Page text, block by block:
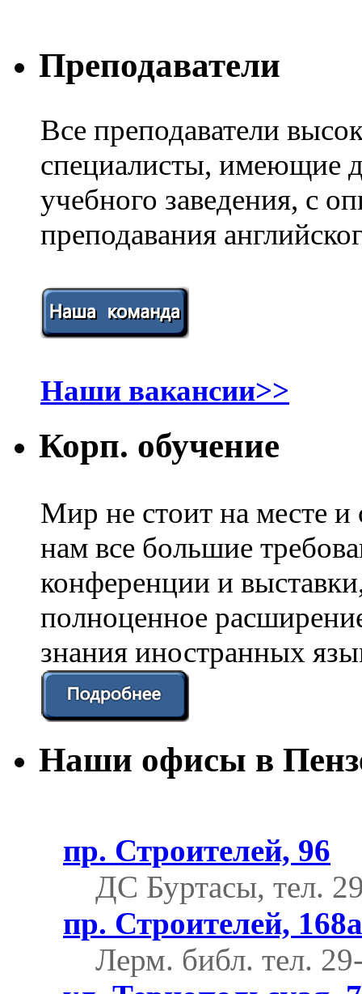
Преподаватели
Все преподаватели
специалисты, имеющие
учебного заведения, с
преподавания
Наши вакансии>>
Корп. обучение
Мир не стоит на месте
нам все большие
конференции и
полноценное
знания иностранных
Наши офисы в
пр. Строителей, 96
ДС Буртасы, тел.
пр. Строителей, 168а
Лерм. библ. тел.